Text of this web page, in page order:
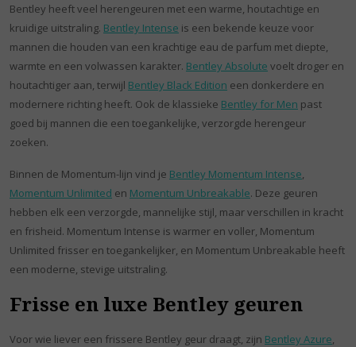
Bentley heeft veel herengeuren met een warme, houtachtige en
kruidige uitstraling. Bentley Intense is een bekende keuze voor
mannen die houden van een krachtige eau de parfum met diepte,
warmte en een volwassen karakter. Bentley Absolute voelt droger en
houtachtiger aan, terwijl Bentley Black Edition een donkerdere en
modernere richting heeft. Ook de klassieke Bentley for Men past
goed bij mannen die een toegankelijke, verzorgde herengeur
zoeken.
Binnen de Momentum-lijn vind je Bentley Momentum Intense
Momentum Unlimited en Momentum Unbreakable. Deze geuren
hebben elk een verzorgde, mannelijke stijl, maar verschillen in kracht
en frisheid. Momentum Intense is warmer en voller, Momentum
Unlimited frisser en toegankelijker, en Momentum Unbreakable heeft
een moderne, stevige uitstraling.
Frisse en luxe Bentley geuren
Voor wie liever een frissere Bentley geur draagt, zijn Bentley Azure